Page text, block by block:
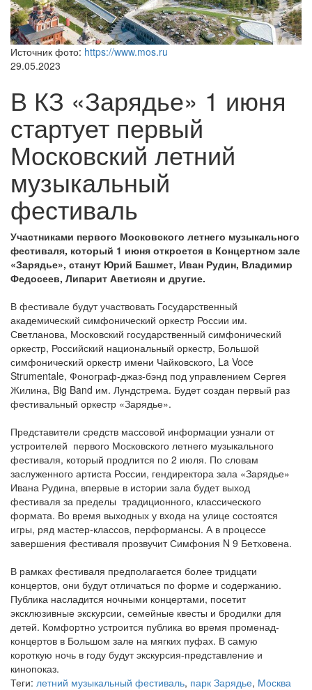
Источник фото: https://www.mos.ru
29.05.2023
В КЗ «Зарядье» 1 июня
стартует первый
Московский летний
музыкальный
фестиваль
Участниками первого Московского летнего музыкального
фестиваля, который 1 июня откроется в Концертном зале
«Зарядье», станут Юрий Башмет, Иван Рудин, Владимир
Федосеев, Липарит Аветисян и другие.
В фестивале будут участвовать Государственный
академический симфонический оркестр России им.
Светланова, Московский государственный симфонический
оркестр, Российский национальный оркестр, Большой
симфонический оркестр имени Чайковского, La Voce
Strumentale, Фонограф-джаз-бэнд под управлением Сергея
Жилина, Big Band им. Лундстрема. Будет создан первый раз
фестивальный оркестр «Зарядье».
Представители средств массовой информации узнали от
устроителей первого Московского летнего музыкального
фестиваля, который продлится по 2 июля. По словам
заслуженного артиста России, гендиректора зала «Зарядье»
Ивана Рудина, впервые в истории зала будет выход
фестиваля за пределы традиционного, классического
формата. Во время выходных у входа на улице состоятся
игры, ряд мастер-классов, перформансы. А в процессе
завершения фестиваля прозвучит Симфония N 9 Бетховена.
В рамках фестиваля предполагается более тридцати
концертов, они будут отличаться по форме и содержанию.
Публика насладится ночными концертами, посетит
эксклюзивные экскурсии, семейные квесты и бродилки для
детей. Комфортно устроится публика во время променад-
концертов в Большом зале на мягких пуфах. В самую
короткую ночь в году будут экскурсия-представление и
кинопоказ.
Теги: летний музыкальный фестиваль, парк Зарядье, Москва